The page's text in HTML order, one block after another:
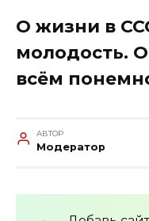
О жизни в
молодость.
всём
АВТОР
Модератор